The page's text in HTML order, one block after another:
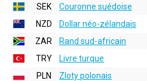
SEK
Couronne suédoise
NZD
Dollar néo-zélandais
ZAR
Rand sud-africain
TRY
Livre turque
PLN
Zloty polonais